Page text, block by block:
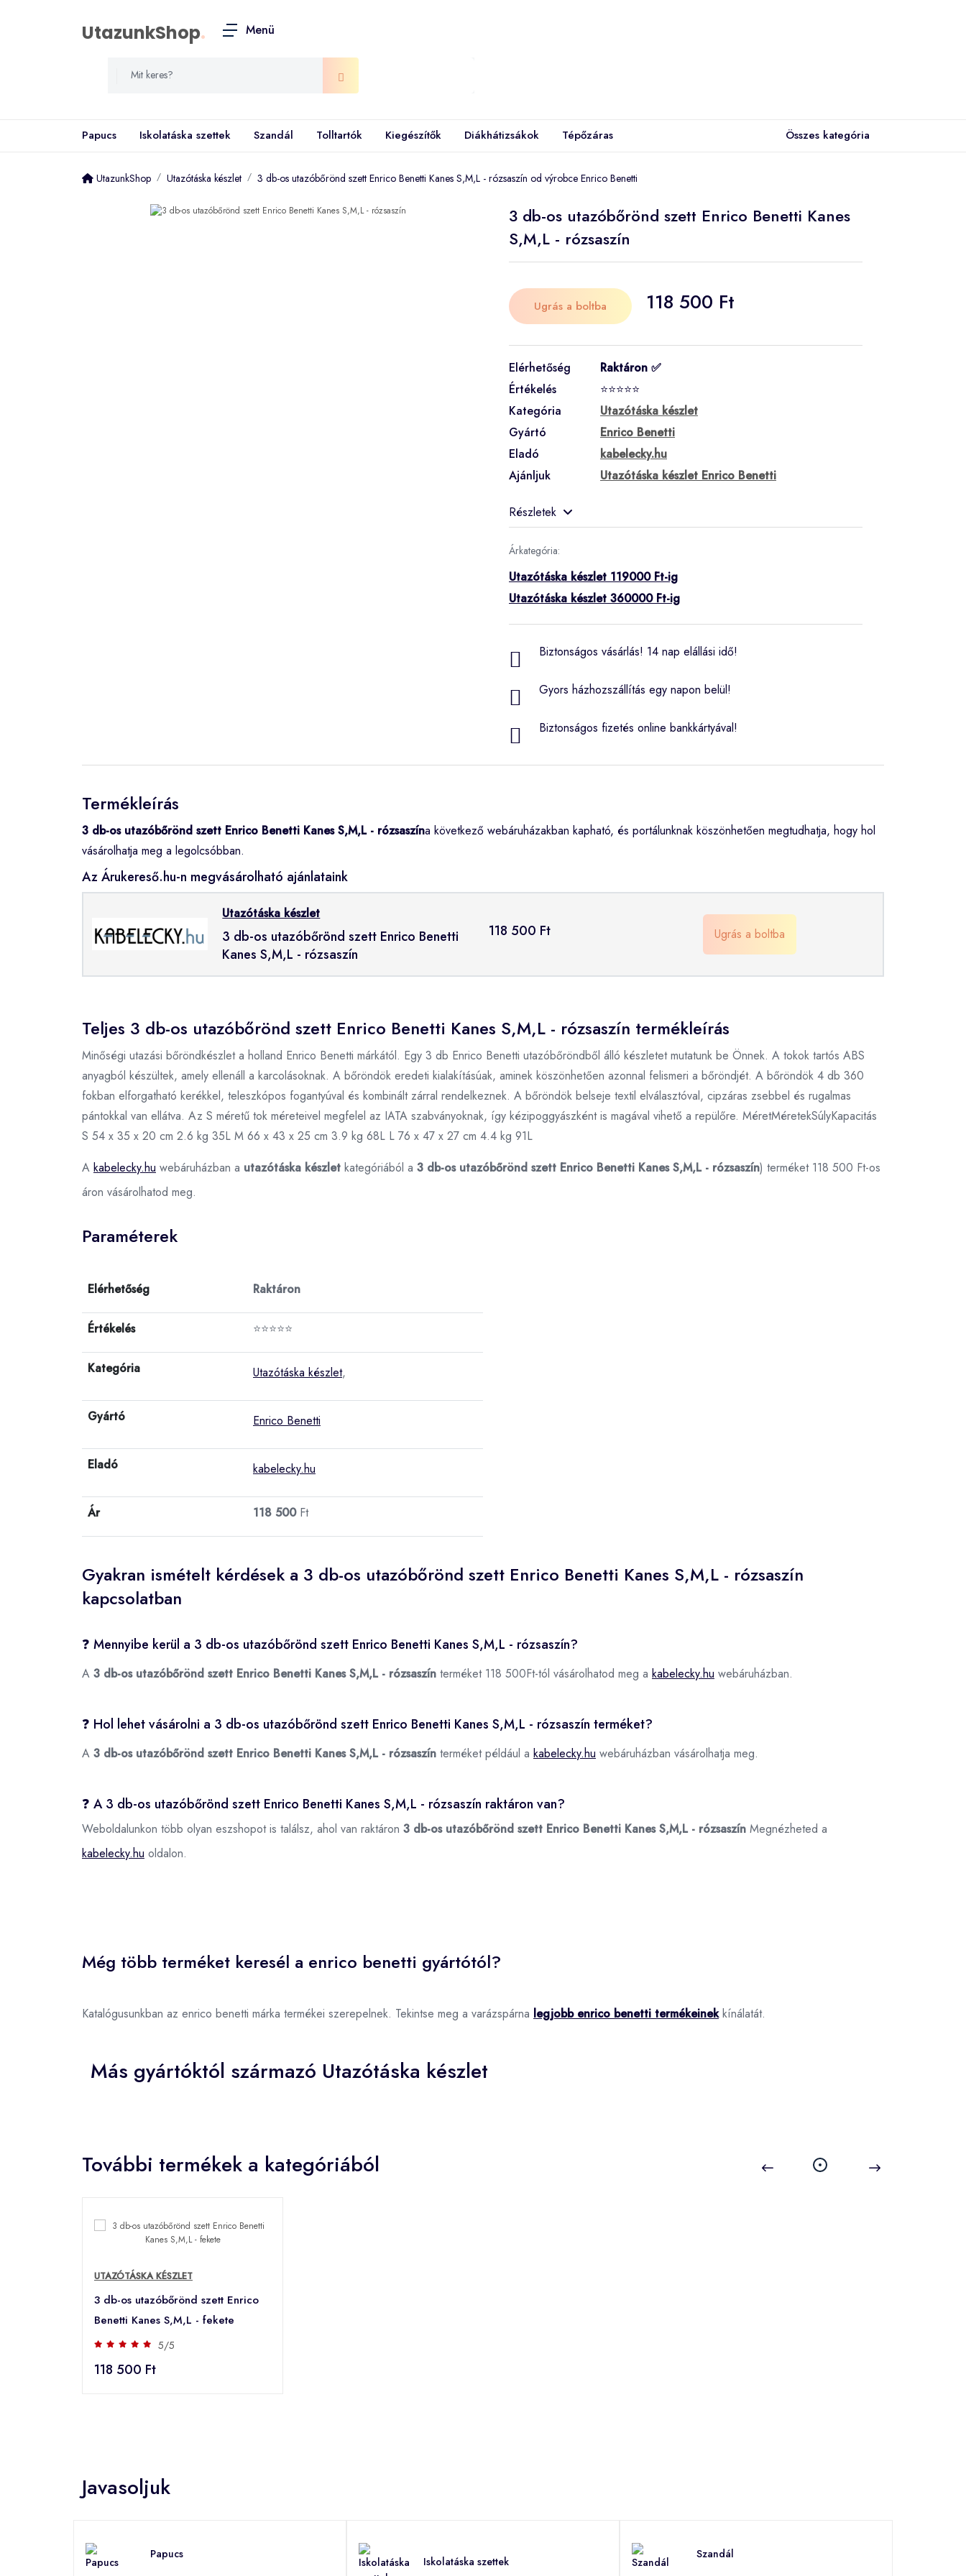
UtazunkShop. Menü
Papucs Iskolatáska szettek Szandál Tolltartók Kiegészítők Diákhátizsákok Tépőzáras Összes kategória
UtazunkShop Utazótáska készlet 3 db-os utazóbőrönd szett Enrico Benetti Kanes S,M,L - rózsaszín od výrobce Enrico Benetti
3 db-os utazóbőrönd szett Enrico Benetti Kanes
S,M,L - rózsaszín
Ugrás a boltba 118 500 Ft
Elérhetőség
Raktáron ✅
Értékelés
⭐⭐⭐⭐⭐
Kategória
Utazótáska készlet
Gyártó
Enrico Benetti
Eladó
kabelecky.hu
Ajánljuk
Utazótáska készlet Enrico Benetti
Részletek
Árkategória:
Utazótáska készlet 119000 Ft-ig
Utazótáska készlet 360000 Ft-ig
Biztonságos vásárlás! 14 nap elállási idő!
Gyors házhozszállítás egy napon belül!
Biztonságos fizetés online bankkártyával!
Termékleírás
3 db-os utazóbőrönd szett Enrico Benetti Kanes S,M,L - rózsaszína következő webáruházakban kapható, és portálunknak köszönhetően megtudhatja, hogy hol
vásárolhatja meg a legolcsóbban.
Az Árukereső.hu-n megvásárolható ajánlataink
Utazótáska készlet
3 db-os utazóbőrönd szett Enrico Benetti
Kanes S,M,L - rózsaszín
118 500 Ft Ugrás a boltba
Teljes 3 db-os utazóbőrönd szett Enrico Benetti Kanes S,M,L - rózsaszín termékleírás
Minőségi utazási bőröndkészlet a holland Enrico Benetti márkától. Egy 3 db Enrico Benetti utazóbőröndből álló készletet mutatunk be Önnek. A tokok tartós ABS
anyagból készültek, amely ellenáll a karcolásoknak. A bőröndök eredeti kialakításúak, aminek köszönhetően azonnal felismeri a bőröndjét. A bőröndök 4 db 360
fokban elforgatható kerékkel, teleszkópos fogantyúval és kombinált zárral rendelkeznek. A bőröndök belseje textil elválasztóval, cipzáras zsebbel és rugalmas
pántokkal van ellátva. Az S méretű tok méreteivel megfelel az IATA szabványoknak, így kézipoggyászként is magával vihető a repülőre. MéretMéretekSúlyKapacitás
S 54 x 35 x 20 cm 2.6 kg 35L M 66 x 43 x 25 cm 3.9 kg 68L L 76 x 47 x 27 cm 4.4 kg 91L
A kabelecky.hu webáruházban a utazótáska készlet kategóriából a 3 db-os utazóbőrönd szett Enrico Benetti Kanes S,M,L - rózsaszín) terméket 118 500 Ft-os
áron vásárolhatod meg.
Paraméterek
Elérhetőség Raktáron
Értékelés ⭐⭐⭐⭐⭐
Kategória Utazótáska készlet,
Gyártó Enrico Benetti
Eladó kabelecky.hu
Ár 118 500Ft
Gyakran ismételt kérdések a 3 db-os utazóbőrönd szett Enrico Benetti Kanes S,M,L - rózsaszín
kapcsolatban
❓ Mennyibe kerül a 3 db-os utazóbőrönd szett Enrico Benetti Kanes S,M,L - rózsaszín?
A 3 db-os utazóbőrönd szett Enrico Benetti Kanes S,M,L - rózsaszín terméket 118 500Ft-tól vásárolhatod meg a kabelecky.hu webáruházban.
❓ Hol lehet vásárolni a 3 db-os utazóbőrönd szett Enrico Benetti Kanes S,M,L - rózsaszín terméket?
A 3 db-os utazóbőrönd szett Enrico Benetti Kanes S,M,L - rózsaszín terméket például a kabelecky.hu webáruházban vásárolhatja meg.
❓ A 3 db-os utazóbőrönd szett Enrico Benetti Kanes S,M,L - rózsaszín raktáron van?
Weboldalunkon több olyan eszshopot is találsz, ahol van raktáron 3 db-os utazóbőrönd szett Enrico Benetti Kanes S,M,L - rózsaszín Megnézheted a
kabelecky.hu oldalon.
Még több terméket keresél a enrico benetti gyártótól?
Katalógusunkban az enrico benetti márka termékei szerepelnek. Tekintse meg a varázspárna legjobb enrico benetti termékeinekkínálatát.
Más gyártóktól származó Utazótáska készlet
További termékek a kategóriából
UTAZÓTÁSKA KÉSZLET
3 db-os utazóbőrönd szett Enrico
Benetti Kanes S,M,L - fekete
5/5
118 500 Ft
Javasoljuk
Papucs
Iskolatáska szettek
Szandál